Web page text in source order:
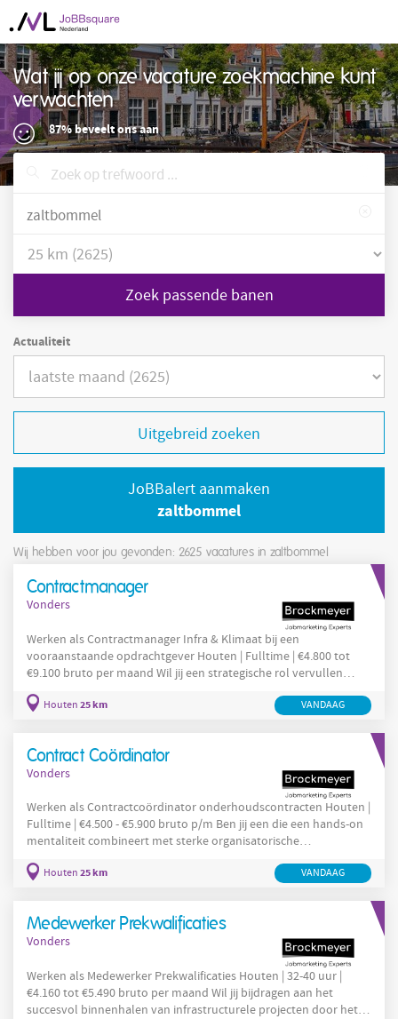
Wat jij op onze vacature zoekmachine kunt
verwachten
87% beveelt ons aan
Zoek passende banen
Actualiteit
Uitgebreid zoeken
JoBBalert aanmaken
zaltbommel
Wij hebben voor jou gevonden: 2625 vacatures in zaltbommel
Contractmanager
Vonders
Werken als Contractmanager Infra & Klimaat bij een
vooraanstaande opdrachtgever Houten | Fulltime | €4.800 tot
€9.100 bruto per maand Wil jij een strategische rol vervullen
contracten en afspraken worden nagekomen? Ben jij een ervaren
VONDERS op deze vacature Contractmanager voor
Houten 25 km VANDAAG
Contract Coördinator
Vonders
Werken als Contractcoördinator onderhoudscontracten Houten |
Fulltime | €4.500 - €5.900 bruto p/m Ben jij een die een hands-on
mentaliteit combineert met sterke organisatorische
je onderdeel worden van een organisatie waar vakmanschap en
in Houten. Over de opdrachtgever
Houten 25 km VANDAAG
Medewerker Prekwalificaties
Vonders
Werken als Medewerker Prekwalificaties Houten | 32-40 uur |
€4.160 tot €5.490 bruto per maand Wil jij bijdragen aan het
succesvol binnenhalen van infrastructurele projecten door het